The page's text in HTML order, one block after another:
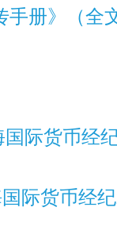
册》（全
国际货币
际货币经